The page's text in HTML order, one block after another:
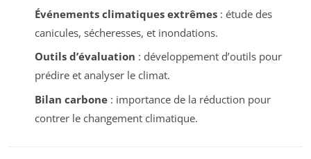
Événements climatiques extrêmes: étude des
canicules, sécheresses, et inondations.
Outils d’évaluation : développement d’outils pour
prédire et analyser le climat.
Bilan carbone: importance de la réduction pour
contrer le changement climatique.